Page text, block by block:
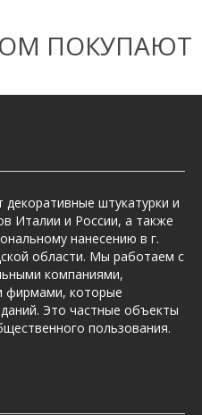
ПОКУПАЮТ
декоративные штукатурки и
Италии и России, а также
нанесению в г.
области. Мы работаем с
компаниями,
фирмами, которые
Это частные объекты
пользования.